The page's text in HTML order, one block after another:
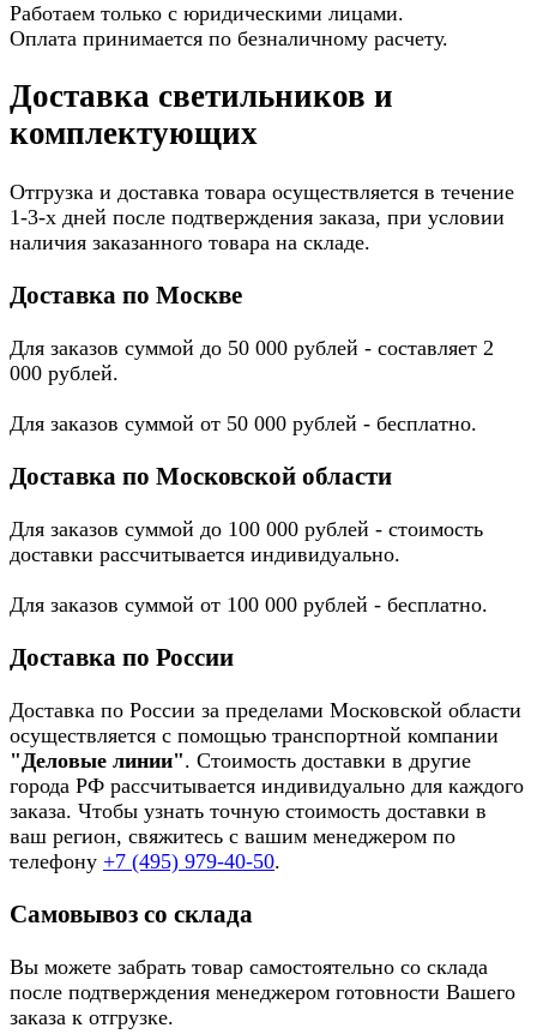
Работаем только с юридическими лицами.
Оплата принимается по безналичному расчету.
Доставка светильников и
комплектующих
Отгрузка и доставка товара осуществляется в течение
1-3-х дней после подтверждения заказа, при условии
наличия заказанного товара на складе.
Доставка по Москве
Для заказов суммой до 50 000 рублей - составляет 2
000 рублей.
Для заказов суммой от 50 000 рублей - бесплатно.
Доставка по Московской области
Для заказов суммой до 100 000 рублей - стоимость
доставки рассчитывается индивидуально.
Для заказов суммой от 100 000 рублей - бесплатно.
Доставка по России
Доставка по России за пределами Московской области
осуществляется с помощью транспортной компании
"Деловые линии". Стоимость доставки в другие
города РФ рассчитывается индивидуально для каждого
заказа. Чтобы узнать точную стоимость доставки в
ваш регион, свяжитесь с вашим менеджером по
телефону +7 (495) 979-40-50.
Самовывоз со склада
Вы можете забрать товар самостоятельно со склада
после подтверждения менеджером готовности Вашего
заказа к отгрузке.